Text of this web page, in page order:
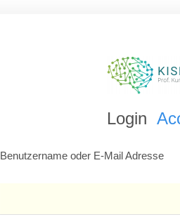
Login
Benutzername oder E-Mail Adresse